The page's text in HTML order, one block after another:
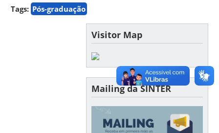
Tags: Pós-graduação
Visitor Map
Mailing da SINTER